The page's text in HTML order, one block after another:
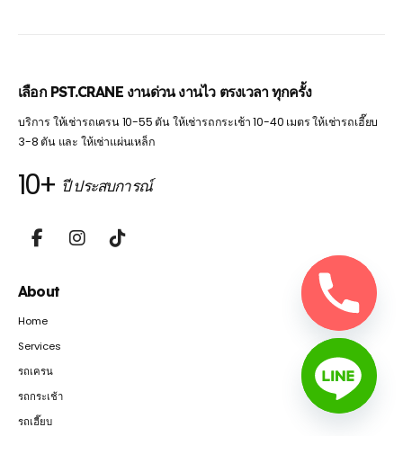
เลือก PST.CRANE งานด่วน งานไว ตรงเวลา ทุกครั้ง
บริการ ให้เช่ารถเครน 10-55 ตัน ให้เช่ารถกระเช้า 10-40 เมตร ให้เช่ารถเฮี๊ยบ
3-8 ตัน และ ให้เช่าแผ่นเหล็ก
10+ ปี ประสบการณ์
About
Home
Services
รถเครน
รถกระเช้า
รถเฮี๊ยบ